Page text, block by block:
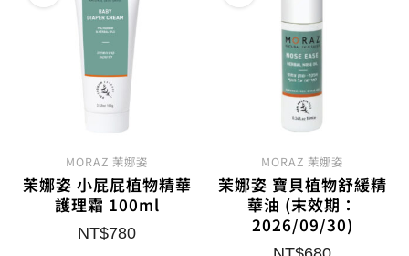
MORAZ 茉娜姿
茉娜姿 小屁屁植物精華
護理霜 100ml
NT$780
MORAZ 茉娜姿
茉娜姿 寶貝植物舒緩精
華油 (末效期：
2026/09/30)